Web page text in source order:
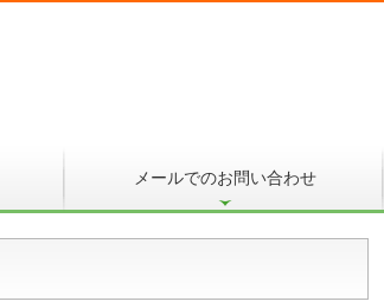
メールでのお問い合わせ